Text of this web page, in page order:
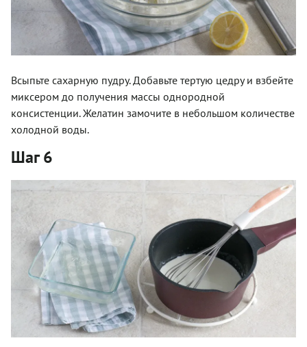
Всыпьте сахарную пудру. Добавьте тертую цедру и взбейте
миксером до получения массы однородной
консистенции. Желатин замочите в небольшом количестве
холодной воды.
Шаг 6